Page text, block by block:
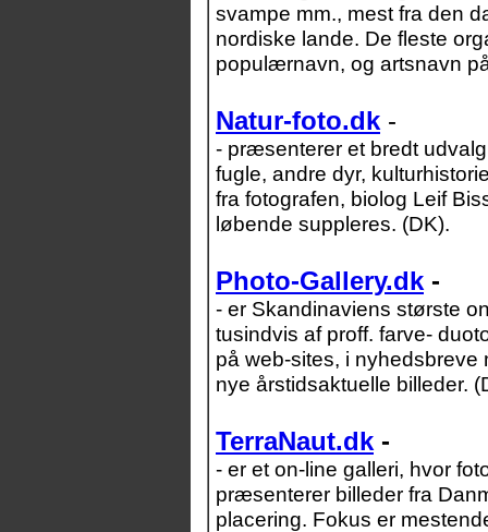
svampe mm., mest fra den
nordiske lande. De fleste
populærnavn, og artsnavn
Natur-foto.dk -
- præsenterer et bredt
fugle, andre dyr,
fra fotografen, biolog Leif
løbende suppleres. (DK).
Photo-Gallery.dk -
- er Skandinaviens største
tusindvis af proff. farve-
på web-sites, i nyhedsbreve
nye årstidsaktuelle billeder.
TerraNaut.dk -
- er et on-line galleri, hvor
præsenterer billeder fra
placering. Fokus er